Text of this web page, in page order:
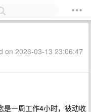
on 2026-03-13 23:06:47
是一周工作4小时，被动收